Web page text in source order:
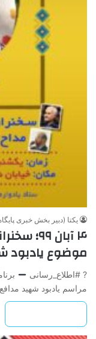
یکتا (دبیر بخش خبری
۴ آبان
موضوع یادبود
? #اطلاع_رسانی
مراسم یادبود شهید